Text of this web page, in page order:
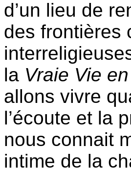
d’un lieu de
des frontières
la Vraie Vie
allons vivre
l’écoute et la
nous connait
intime de la